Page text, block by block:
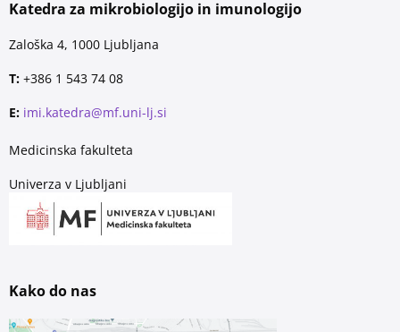
Katedra za mikrobiologijo in imunologijo
Zaloška 4, 1000 Ljubljana
T: +386 1 543 74 08
E: imi.katedra@mf.uni-lj.si
Medicinska fakulteta
Univerza v Ljubljani
Kako do nas